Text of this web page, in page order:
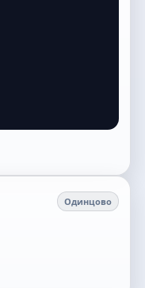
Одинцово